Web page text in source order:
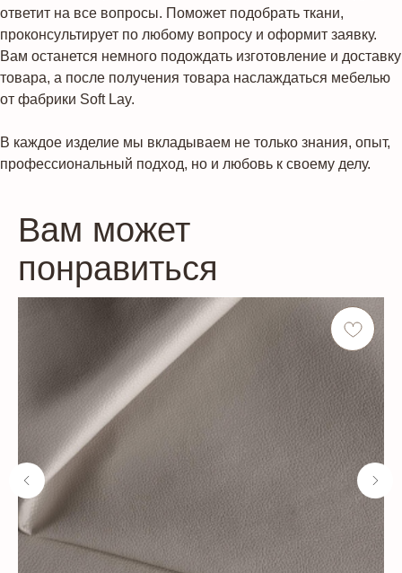
ответит на все вопросы. Поможет подобрать ткани,
проконсультирует по любому вопросу и оформит заявку.
Вам останется немного подождать изготовление и доставку
товара, а после получения товара наслаждаться мебелью
от фабрики Soft Lay.
В каждое изделие мы вкладываем не только знания, опыт,
профессиональный подход, но и любовь к своему делу.
Вам может
понравиться